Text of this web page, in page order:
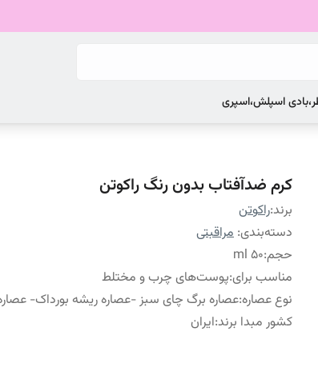
اسپلش،اسپری
کرم ضدآفتاب بدون رنگ راکوتن
برند:راکوتن
دسته‌بندی: مراقبتی
حجم:۵۰ ml
مناسب برای:پوست‌های چرب و مختلط
نوع عصاره:عصاره برگ چای سبز -عصاره ریشه بورداک-
کشور مبدا برند:ایران